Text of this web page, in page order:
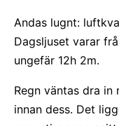
Andas lugnt:
Dagsljuset varar
ungefär 12h 2m.
Regn väntas dra in
innan dess. Det